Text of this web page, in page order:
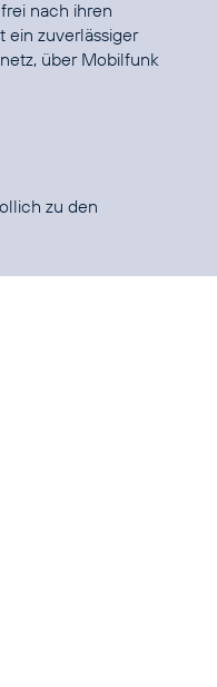
nach ihren
ein zuverlässiger
über Mobilfunk
zu den